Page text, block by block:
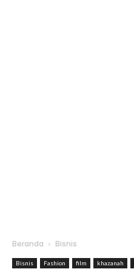
Beranda Bisnis
Bisnis Fashion film khazanah